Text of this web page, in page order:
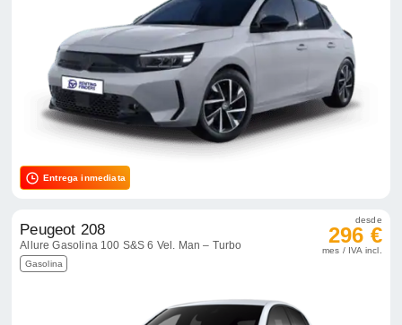
Entrega inmediata
Peugeot 208
Allure Gasolina 100 S&S 6 Vel. Man – Turbo
Gasolina
desde
296 €
mes / IVA incl.